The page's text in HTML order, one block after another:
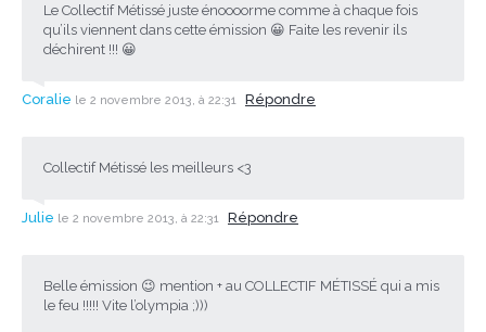
Le Collectif Métissé juste énoooorme comme à chaque fois
qu’ils viennent dans cette émission 😀 Faite les revenir ils
déchirent !!! 😀
Coralie le 2 novembre 2013, à 22:31 Répondre
Collectif Métissé les meilleurs <3
Julie le 2 novembre 2013, à 22:31 Répondre
Belle émission 😉 mention + au COLLECTIF MÉTISSÉ qui a mis
le feu !!!!! Vite l’olympia ;)))